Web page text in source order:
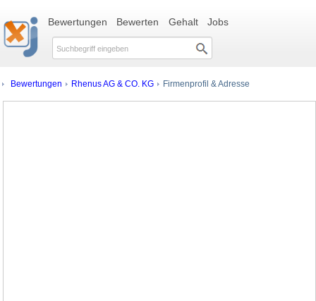
Bewertungen Bewerten Gehalt Jobs
Bewertungen Rhenus AG & CO. KG Firmenprofil & Adresse